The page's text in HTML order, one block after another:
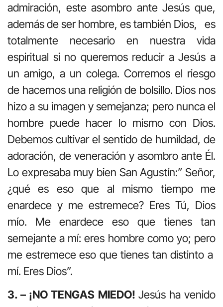
admiración, este asombro ante Jesús que,
además de ser hombre, es también Dios, es
totalmente necesario en nuestra vida
espiritual si no queremos reducir a Jesús a
un amigo, a un colega. Corremos el riesgo
de hacernos una religión de bolsillo. Dios nos
hizo a su imagen y semejanza; pero nunca el
hombre puede hacer lo mismo con Dios.
Debemos cultivar el sentido de humildad, de
adoración, de veneración y asombro ante Él.
Lo expresaba muy bien San Agustín:” Señor,
¿qué es eso que al mismo tiempo me
enardece y me estremece? Eres Tú, Dios
mío. Me enardece eso que tienes tan
semejante a mí: eres hombre como yo; pero
me estremece eso que tienes tan distinto a
mí. Eres Dios”.
3. – ¡NO TENGAS MIEDO! Jesús ha venido